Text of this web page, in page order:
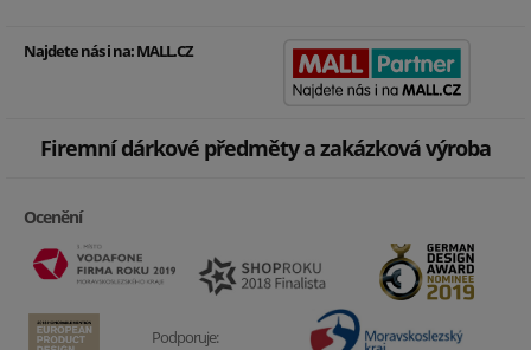
Najdete nás i na:MALL.CZ
Firemní dárkové předměty a zakázková výroba
Ocenění
Podporuje: